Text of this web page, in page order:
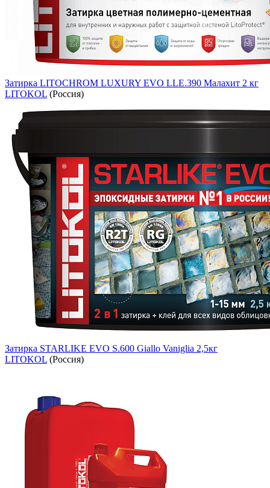
Затирка LITOCHROM LUXURY EVO LLE.390 Малахит 2 кг
LITOKOL (Россия)
Затирка STARLIKE EVO S.600 Giallo Vaniglia 2,5кг
LITOKOL (Россия)